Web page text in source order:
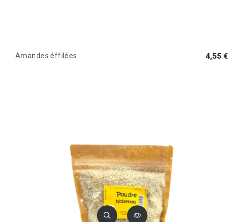
Amandes éffilées 4,55 €